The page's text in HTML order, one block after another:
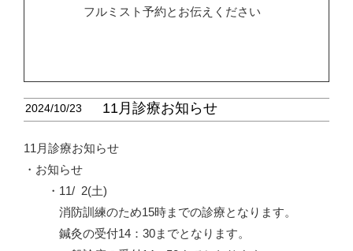
フルミスト予約とお伝えください
2024/10/23 11月診療お知らせ
11月診療お知らせ
・お知らせ
・11/ 2(土)
消防訓練のため15時までの診療となります。
鍼灸の受付14：30までとなります。